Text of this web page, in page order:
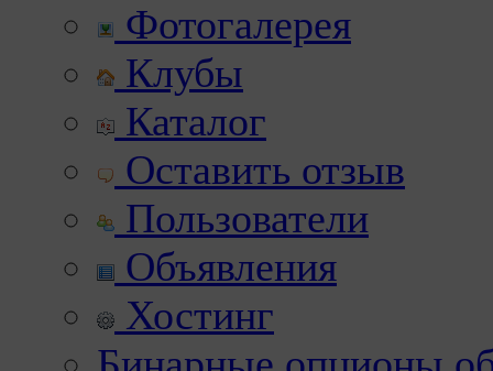
Фотогалерея
Клубы
Каталог
Оставить отзыв
Пользователи
Объявления
Хостинг